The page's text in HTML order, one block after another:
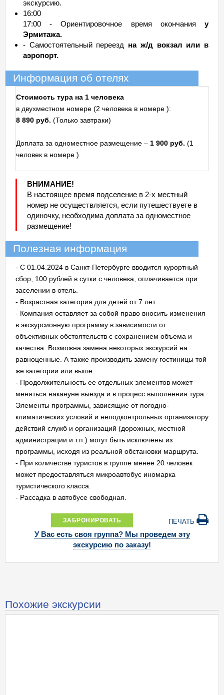
экскурсию.
16:00
17:00 - Ориентировочное время окончания у
Эрмитажа.
- Самостоятельный переезд на ж/д вокзал или в
аэропорт.
Информация об отелях
Стоимость тура на 1 человека
в двухместном номере (2 человека в номере ):
8 890 руб. (Только завтраки)
Доплата за одноместное размещение – 1 900 руб. (1
человек в номере )
ВНИМАНИЕ!
В настоящее время подселение в 2-х местный
номер не осуществляется, если путешествуете в
одиночку, необходима доплата за одноместное
размещение!
Полезная информация
- С 01.04.2024 в Санкт-Петербурге вводится курортный
сбор, 100 рублей в сутки с человека, оплачивается при
заселении в отель.
- Возрастная категория для детей от 7 лет.
- Компания оставляет за собой право вносить изменения
в экскурсионную программу в зависимости от
объективных обстоятельств с сохранением объема и
качества. Возможна замена некоторых экскурсий на
равноценные. А также производить замену гостиницы той
же категории или выше.
- Продолжительность ее отдельных элементов может
меняться накануне выезда и в процесс выполнения тура.
Элементы программы, зависящие от погодно-
климатических условий и неподконтрольных организатору
действий служб и организаций (дорожных, местной
администрации и т.п.) могут быть исключены из
программы, исходя из реальной обстановки маршрута.
- При количестве туристов в группе менее 20 человек
может предоставляться микроавтобус иномарка
туристического класса.
- Рассадка в автобусе свободная.
ЗАБРОНИРОВАТЬ ПЕЧАТЬ
У Вас есть своя группа? Мы проведем эту
экскурсию по заказу!
Похожие экскурсии